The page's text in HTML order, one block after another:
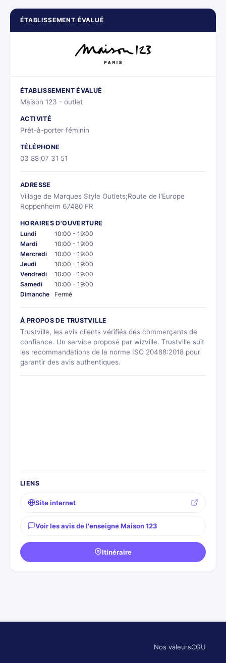
ÉTABLISSEMENT ÉVALUÉ
ÉTABLISSEMENT ÉVALUÉ
Maison 123 - outlet
ACTIVITÉ
Prêt-à-porter féminin
TÉLÉPHONE
03 88 07 31 51
ADRESSE
Village de Marques Style Outlets;Route de l'Europe
Roppenheim 67480 FR
HORAIRES D'OUVERTURE
Lundi
10:00 - 19:00
Mardi
10:00 - 19:00
Mercredi
10:00 - 19:00
Jeudi
10:00 - 19:00
Vendredi
10:00 - 19:00
Samedi
10:00 - 19:00
Dimanche
Fermé
À PROPOS DE TRUSTVILLE
Trustville, les avis clients vérifiés des commerçants de
confiance. Un service proposé par wizville. Trustville suit
les recommandations de la norme ISO 20488:2018 pour
garantir des avis authentiques.
LIENS
Site internet
Voir les avis de l'enseigne Maison 123
Itinéraire
Nos valeursCGU